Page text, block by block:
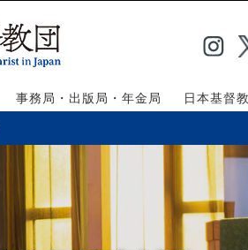
事務局・出版局・年金局 日本基督